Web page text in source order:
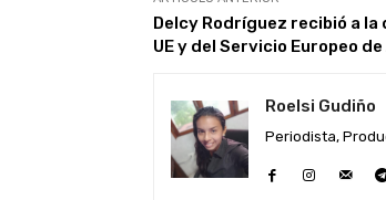
Delcy Rodríguez recibió a la
UE y del Servicio Europeo
Roelsi Gudiño
Periodista,